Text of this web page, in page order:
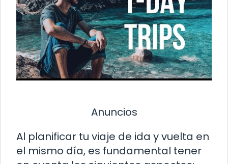
Anuncios
Al planificar tu viaje de ida y vuelta en
el mismo día, es fundamental tener